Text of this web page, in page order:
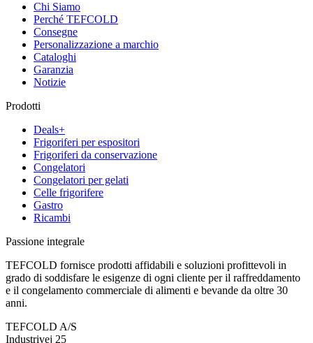
Chi Siamo
Perché TEFCOLD
Consegne
Personalizzazione a marchio
Cataloghi
Garanzia
Notizie
Prodotti
Deals+
Frigoriferi per espositori
Frigoriferi da conservazione
Congelatori
Congelatori per gelati
Celle frigorifere
Gastro
Ricambi
Passione integrale
TEFCOLD fornisce prodotti affidabili e soluzioni profittevoli in
grado di soddisfare le esigenze di ogni cliente per il raffreddamento
e il congelamento commerciale di alimenti e bevande da oltre 30
anni.
TEFCOLD A/S
Industrivej 25